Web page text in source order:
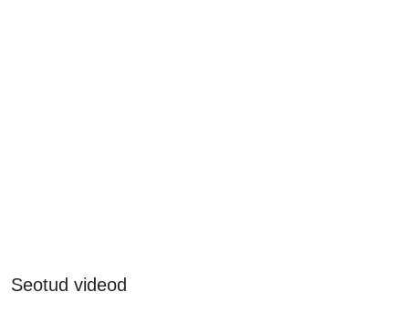
Seotud videod